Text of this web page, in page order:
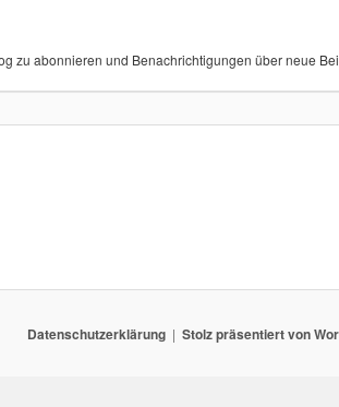
zu abonnieren und Benachrichtigungen über neue
Datenschutzerklärung Stolz präsentiert von